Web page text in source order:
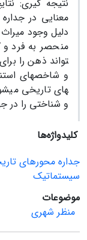
نتیجه گیری:
معنایی در
دلیل وجود
منحصر به فرد و
تواند ذهن را
و شاخص­های
های تاریخی
و شناختی را در
کلیدواژه‌ها
جداره محورهای
سیستماتیک
موضوعات
منظر شهری